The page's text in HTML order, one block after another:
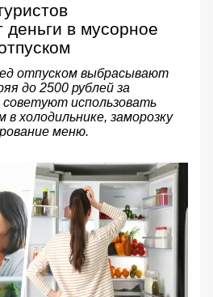
в мусорное
отпуском выбрасывают
до 2500 рублей за
использовать
холодильнике, заморозку
меню.